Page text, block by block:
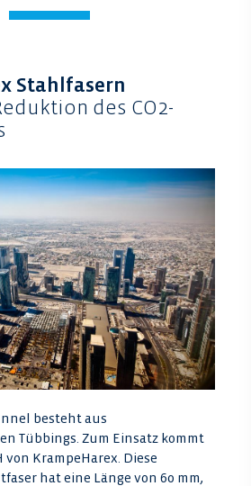
Stahlfasern
des CO2-
besteht aus
Tübbings. Zum Einsatz kommt
von KrampeHarex. Diese
hat eine Länge von 60 mm,